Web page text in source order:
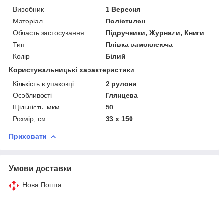
Виробник
1 Вересня
Матеріал
Поліетилен
Область застосування
Підручники, Журнали, Книги
Тип
Плівка самоклеюча
Колір
Білий
Користувальницькі характеристики
Кількість в упаковці
2 рулони
Особливості
Глянцева
Щільність, мкм
50
Розмір, см
33 х 150
Приховати
Умови доставки
Нова Пошта